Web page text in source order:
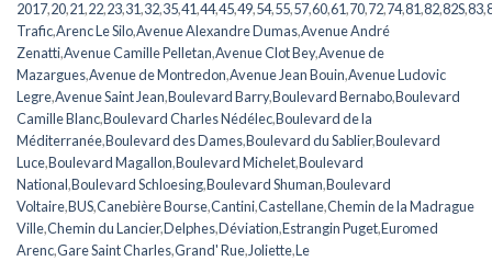
2017,20,21,22,23,31,32,35,41,44,45,49,54,55,57,60,61,70,72,74,81,82,82S,83,
Trafic,Arenc Le Silo,Avenue Alexandre Dumas,Avenue André
Zenatti,Avenue Camille Pelletan,Avenue Clot Bey,Avenue de
Mazargues,Avenue de Montredon,Avenue Jean Bouin,Avenue Ludovic
Legre,Avenue Saint Jean,Boulevard Barry,Boulevard Bernabo,Boulevard
Camille Blanc,Boulevard Charles Nédélec,Boulevard de la
Méditerranée,Boulevard des Dames,Boulevard du Sablier,Boulevard
Luce,Boulevard Magallon,Boulevard Michelet,Boulevard
National,Boulevard Schloesing,Boulevard Shuman,Boulevard
Voltaire,BUS,Canebière Bourse,Cantini,Castellane,Chemin de la Madrague
Ville,Chemin du Lancier,Delphes,Déviation,Estrangin Puget,Euromed
Arenc,Gare Saint Charles,Grand' Rue,Joliette,Le